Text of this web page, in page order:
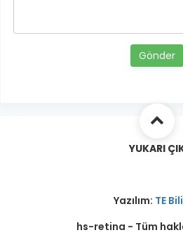
Gönder
YUKARI
Yazılım: TE
hs-retina - Tüm